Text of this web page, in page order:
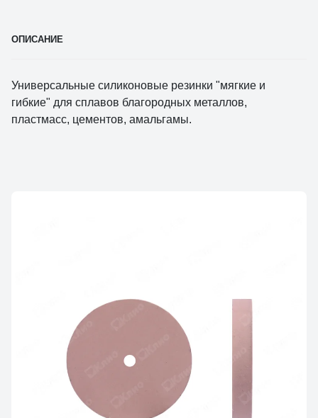
ОПИСАНИЕ
Универсальные силиконовые резинки "мягкие и
гибкие" для сплавов благородных металлов,
пластмасс, цементов, амальгамы.